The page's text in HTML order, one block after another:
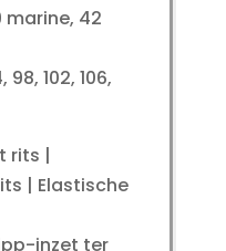
marine, 42
102, 106,
rits |
| Elastische
inzet ter